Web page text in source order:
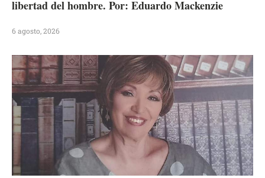
libertad del hombre. Por: Eduardo Mackenzie
6 agosto, 2026